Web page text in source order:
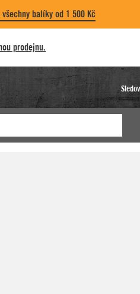
balíky od 1 500 Kč
prodejnu.